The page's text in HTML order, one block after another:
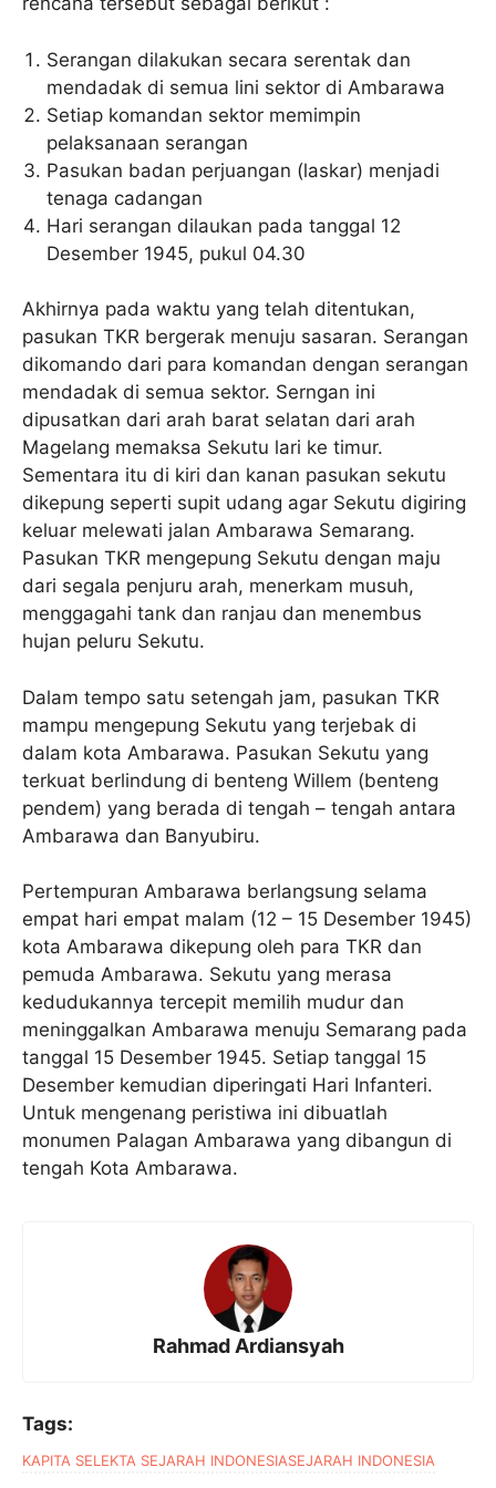
Serangan dilakukan secara serentak dan
mendadak di semua lini sektor di Ambarawa
Setiap komandan sektor memimpin
pelaksanaan serangan
Pasukan badan perjuangan (laskar) menjadi
tenaga cadangan
Hari serangan dilaukan pada tanggal 12
Desember 1945, pukul 04.30
Akhirnya pada waktu yang telah ditentukan,
pasukan TKR bergerak menuju sasaran. Serangan
dikomando dari para komandan dengan serangan
mendadak di semua sektor. Serngan ini
dipusatkan dari arah barat selatan dari arah
Magelang memaksa Sekutu lari ke timur.
Sementara itu di kiri dan kanan pasukan sekutu
dikepung seperti supit udang agar Sekutu digiring
keluar melewati jalan Ambarawa Semarang.
Pasukan TKR mengepung Sekutu dengan maju
dari segala penjuru arah, menerkam musuh,
menggagahi tank dan ranjau dan menembus
hujan peluru Sekutu.
Dalam tempo satu setengah jam, pasukan TKR
mampu mengepung Sekutu yang terjebak di
dalam kota Ambarawa. Pasukan Sekutu yang
terkuat berlindung di benteng Willem (benteng
pendem) yang berada di tengah – tengah antara
Ambarawa dan Banyubiru.
Pertempuran Ambarawa berlangsung selama
empat hari empat malam (12 – 15 Desember 1945)
kota Ambarawa dikepung oleh para TKR dan
pemuda Ambarawa. Sekutu yang merasa
kedudukannya tercepit memilih mudur dan
meninggalkan Ambarawa menuju Semarang pada
tanggal 15 Desember 1945. Setiap tanggal 15
Desember kemudian diperingati Hari Infanteri.
Untuk mengenang peristiwa ini dibuatlah
monumen Palagan Ambarawa yang dibangun di
tengah Kota Ambarawa.
Rahmad Ardiansyah
Tags:
KAPITA SELEKTA SEJARAH INDONESIASEJARAH INDONESIA